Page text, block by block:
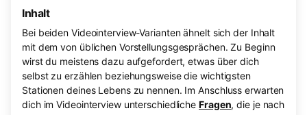
Inhalt
Bei beiden Videointerview-Varianten ähnelt sich der Inhalt
mit dem von üblichen Vorstellungsgesprächen. Zu Beginn
wirst du meistens dazu aufgefordert, etwas über dich
selbst zu erzählen beziehungsweise die wichtigsten
Stationen deines Lebens zu nennen. Im Anschluss erwarten
dich im Videointerview unterschiedliche Fragen, die je nach